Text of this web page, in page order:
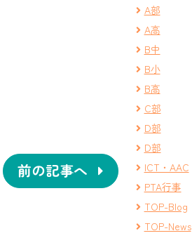
前の記事へ
A部
A高
B中
B小
B高
C部
D部
D部
ICT・AAC
PTA行事
TOP-Blog
TOP-News